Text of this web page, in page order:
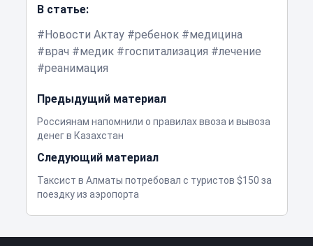
В статье:
Новости Актау
ребенок
медицина
врач
медик госпитализация
лечение
реанимация
Предыдущий материал
Россиянам напомнили о правилах ввоза и вывоза
денег в Казахстан
Следующий материал
Таксист в Алматы потребовал с туристов $150 за
поездку из аэропорта